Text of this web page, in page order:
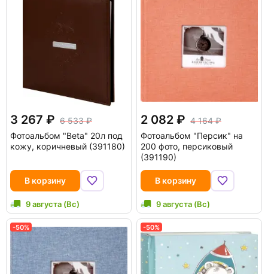
3 267
6 533
Фотоальбом "Beta" 20л под
кожу, коричневый (391180)
В корзину
9 августа (Вс)
2 082
4 164
Фотоальбом "Персик" на
200 фото, персиковый
(391190)
В корзину
9 августа (Вс)
-50% -50%